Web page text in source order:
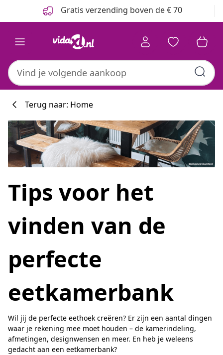
Gratis verzending boven de € 70
Terug naar: Home
Tips voor het
vinden van de
perfecte
eetkamerbank
Wil jij de perfecte eethoek creëren? Er zijn een aantal dingen
waar je rekening mee moet houden – de kamerindeling,
afmetingen, designwensen en meer. En heb je weleens
gedacht aan een eetkamerbank?